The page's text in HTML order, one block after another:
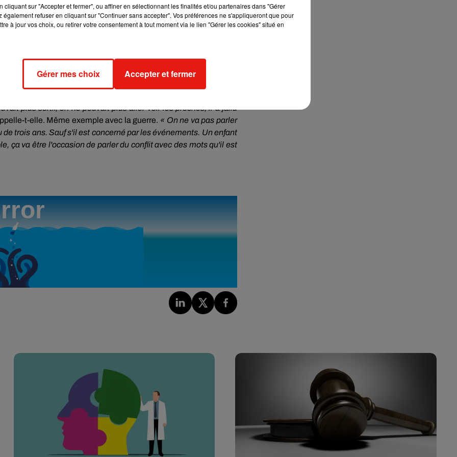
De manière générale, Fabienne Kochert déconseille de
si elle a une incidence sur sa vie. Avec la crise sanitaire,
plus sortir, on ne pouvait plus aller voir les proches, il a fallu
t-elle. Même exemple avec la guerre. « On ne va pas parler
trois ans. Sauf s'il est concerné par les événements. Un enfant
ça va être l'occasion de parler du conflit avec des mots qu'il est
cliquant sur "Accepter et fermer", ou affiner en sélectionnant les finalités et/ou partenaires dans "Gérer
également refuser en cliquant sur "Continuer sans accepter". Vos préférences ne s'appliqueront que pour
à jour vos choix, ou retirer votre consentement à tout moment via le lien "Gérer les cookies" situé en
Gérer mes choix Accepter et fermer